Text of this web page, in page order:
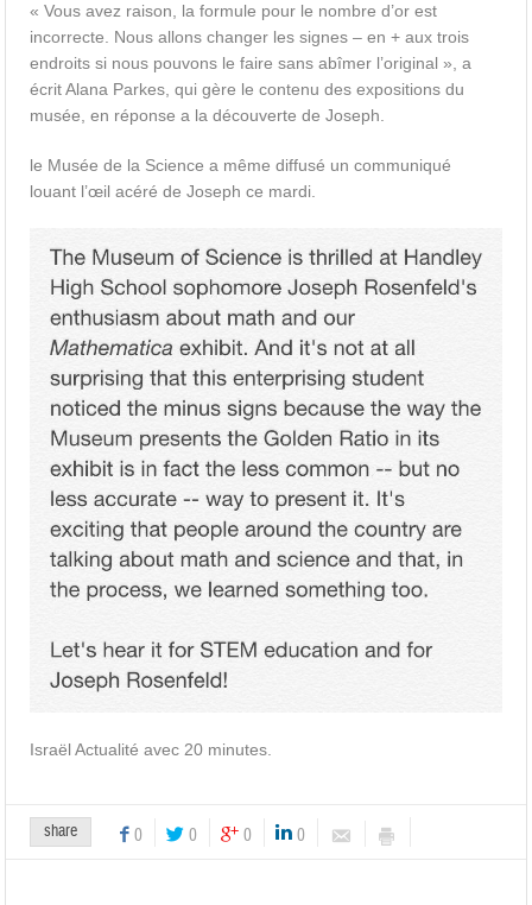
« Vous avez raison, la formule pour le nombre d’or est
incorrecte. Nous allons changer les signes – en + aux trois
endroits si nous pouvons le faire sans abîmer l’original », a
écrit Alana Parkes, qui gère le contenu des expositions du
musée, en réponse a la découverte de Joseph.
le Musée de la Science a même diffusé un communiqué
louant l’œil acéré de Joseph ce mardi.
Israël Actualité avec 20 minutes.
share 0 0 0 0